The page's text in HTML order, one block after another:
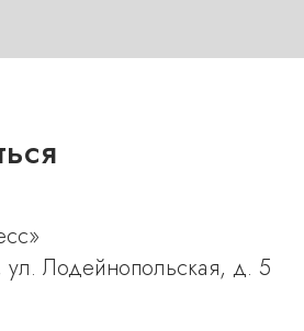
ул. Лодейнопольская, д. 5